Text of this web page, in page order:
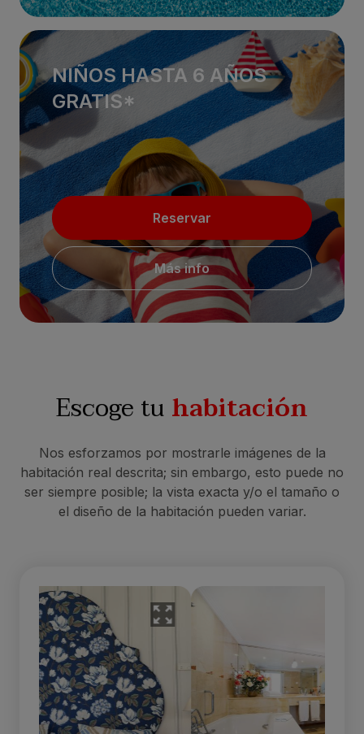
NIÑOS HASTA 6 AÑOS
GRATIS*
Reservar
Más info
Escoge tuhabitación
Nos esforzamos por mostrarle imágenes de la
habitación real descrita; sin embargo, esto puede no
ser siempre posible; la vista exacta y/o el tamaño o
el diseño de la habitación pueden variar.